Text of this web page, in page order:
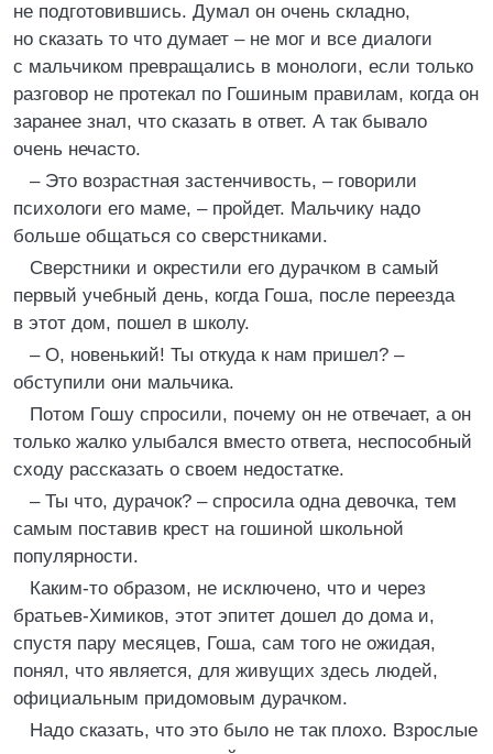
не подготовившись. Думал он очень складно,
но сказать то что думает – не мог и все диалоги
с мальчиком превращались в монологи, если только
разговор не протекал по Гошиным правилам, когда он
заранее знал, что сказать в ответ. А так бывало
очень нечасто.
– Это возрастная застенчивость, – говорили
психологи его маме, – пройдет. Мальчику надо
больше общаться со сверстниками.
Сверстники и окрестили его дурачком в самый
первый учебный день, когда Гоша, после переезда
в этот дом, пошел в школу.
– О, новенький! Ты откуда к нам пришел? –
обступили они мальчика.
Потом Гошу спросили, почему он не отвечает, а он
только жалко улыбался вместо ответа, неспособный
сходу рассказать о своем недостатке.
– Ты что, дурачок? – спросила одна девочка, тем
самым поставив крест на гошиной школьной
популярности.
Каким-то образом, не исключено, что и через
братьев-Химиков, этот эпитет дошел до дома и,
спустя пару месяцев, Гоша, сам того не ожидая,
понял, что является, для живущих здесь людей,
официальным придомовым дурачком.
Надо сказать, что это было не так плохо. Взрослые